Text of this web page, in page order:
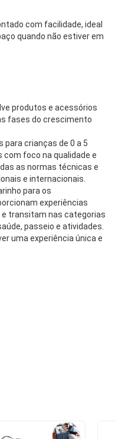
com facilidade, ideal
quando não estiver em
produtos e acessórios
fases do crescimento
para crianças de 0 a 5
foco na qualidade e
as normas técnicas e
e internacionais.
para os
experiências
transitam nas categorias
passeio e atividades.
uma experiência única e